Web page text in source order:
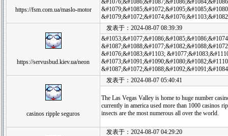
https://fsm.com.ua/maslo-motor
https://servusbud.kiev.ua/neon
发表于：2024-08-07 08:39:39
&#1076;&#1083;&#1103;
casinos ripple seguros
发表于：2024-08-07 05:40:41
The Las Vegas Valley is home to huge number
currently in america used more than 1000 casinos
insects are the most numerous all over the world.
发表于：2024-08-07 04:29:20